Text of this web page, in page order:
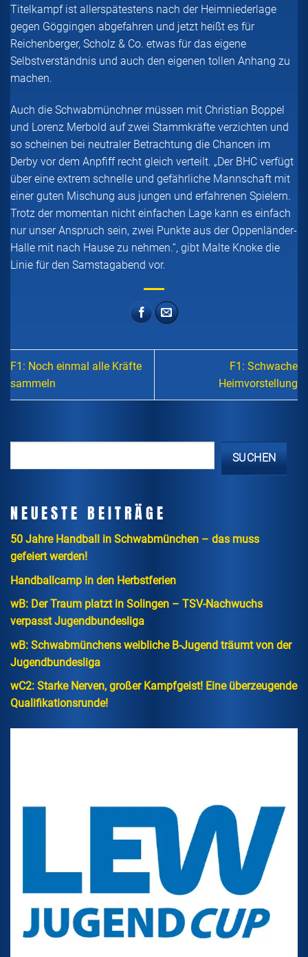
Titelkampf ist allerspätestens nach der Heimniederlage
gegen Göggingen abgefahren und jetzt heißt es für
Reichenberger, Scholz & Co. etwas für das eigene
Selbstverständnis und auch den eigenen tollen Anhang zu
machen.
Auch die Schwabmünchner müssen mit Christian Boppel
und Lorenz Merbold auf zwei Stammkräfte verzichten und
so scheinen bei neutraler Betrachtung die Chancen im
Derby vor dem Anpfiff recht gleich verteilt. „Der BHC verfügt
über eine extrem schnelle und gefährliche Mannschaft mit
einer guten Mischung aus jungen und erfahrenen Spielern.
Trotz der momentan nicht einfachen Lage kann es einfach
nur unser Anspruch sein, zwei Punkte aus der Oppenländer-
Halle mit nach Hause zu nehmen.“, gibt Malte Knoke die
Linie für den Samstagabend vor.
F1: Noch einmal alle Kräfte
sammeln
F1: Schwache
Heimvorstellung
SUCHEN
NEUESTE BEITRÄGE
50 Jahre Handball in Schwabmünchen – das muss
gefeiert werden!
Handballcamp in den Herbstferien
wB: Der Traum platzt in Solingen – TSV-Nachwuchs
verpasst Jugendbundesliga
wB: Schwabmünchens weibliche B-Jugend träumt von der
Jugendbundesliga
wC2: Starke Nerven, großer Kampfgeist! Eine überzeugende
Qualifikationsrunde!